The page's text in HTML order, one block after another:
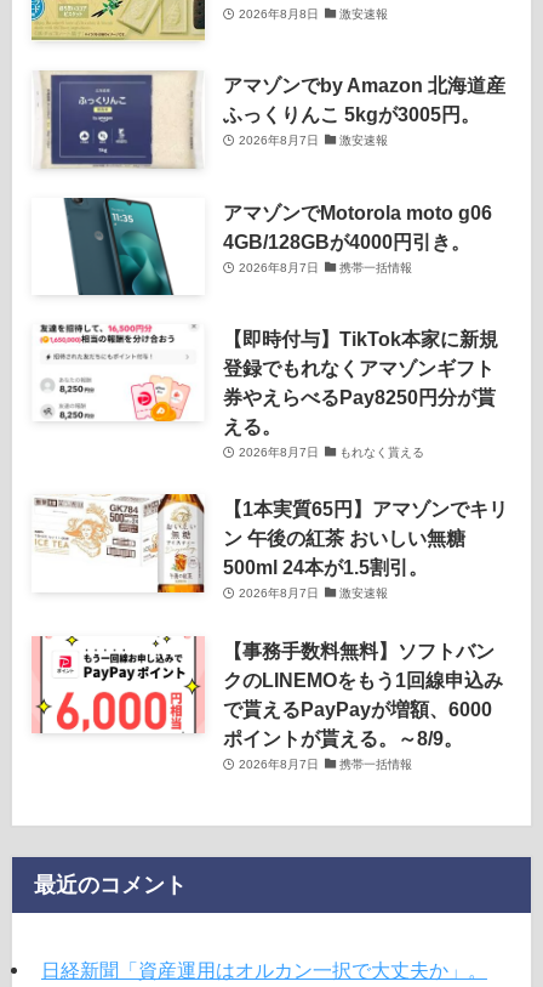
2026年8月8日 激安速報
アマゾンでby Amazon 北海道産
ふっくりんこ 5kgが3005円。
2026年8月7日 激安速報
アマゾンでMotorola moto g06
4GB/128GBが4000円引き。
2026年8月7日 携帯一括情報
【即時付与】TikTok本家に新規
登録でもれなくアマゾンギフト
券やえらべるPay8250円分が貰
える。
2026年8月7日 もれなく貰える
【1本実質65円】アマゾンでキリ
ン 午後の紅茶 おいしい無糖
500ml 24本が1.5割引。
2026年8月7日 激安速報
【事務手数料無料】ソフトバン
クのLINEMOをもう1回線申込み
で貰えるPayPayが増額、6000
ポイントが貰える。～8/9。
2026年8月7日 携帯一括情報
最近のコメント
日経新聞「資産運用はオルカン一択で大丈夫か」。